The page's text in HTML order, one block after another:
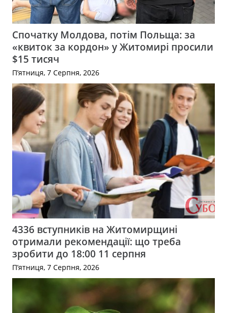
Спочатку Молдова, потім Польща: за
«квиток за кордон» у Житомирі просили
$15 тисяч
П’ятниця, 7 Серпня, 2026
4336 вступників на Житомирщині
отримали рекомендації: що треба
зробити до 18:00 11 серпня
П’ятниця, 7 Серпня, 2026